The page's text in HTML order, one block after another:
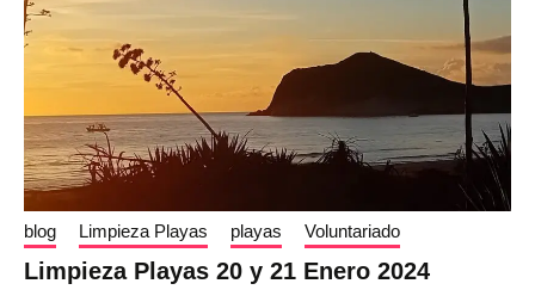
blog Limpieza Playas playas Voluntariado
Limpieza Playas 20 y 21 Enero 2024